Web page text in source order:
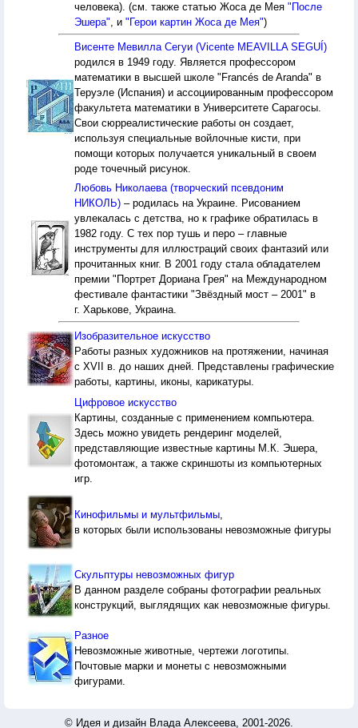
человека). (см. также статью Жоса де Мея "После
Эшера", и "Герои картин Жоса де Мея")
Висенте Мевилла Сегуи (Vicente MEAVILLA SEGUÍ)
родился в 1949 году. Является профессором
математики в высшей школе "Francés de Aranda" в
Теруэле (Испания) и ассоциированным профессором
факультета математики в Университете Сарагосы.
Свои сюрреалистические работы он создает,
используя специальные войлочные кисти, при
помощи которых получается уникальный в своем
роде точечный рисунок.
Любовь Николаева (творческий псевдоним
НИКОЛЬ) – родилась на Украине. Рисованием
увлекалась с детства, но к графике обратилась в
1982 году. С тех пор тушь и перо – главные
инструменты для иллюстраций своих фантазий или
прочитанных книг. В 2001 году стала обладателем
премии "Портрет Дориана Грея" на Международном
фестивале фантастики "Звёздный мост – 2001" в
г. Харькове, Украина.
Изобразительное искусство
Работы разных художников на протяжении, начиная
с XVII в. до наших дней. Представлены графические
работы, картины, иконы, карикатуры.
Цифровое искусство
Картины, созданные с применением компьютера.
Здесь можно увидеть рендеринг моделей,
представляющие известные картины М.К. Эшера,
фотомонтаж, а также скриншоты из компьютерных
игр.
Кинофильмы и мультфильмы,
в которых были использованы невозможные фигуры
Скульптуры невозможных фигур
В данном разделе собраны фотографии реальных
конструкций, выглядящих как невозможные фигуры.
Разное
Невозможные животные, чертежи логотипы.
Почтовые марки и монеты с невозможными
фигурами.
© Идея и дизайн Влада Алексеева, 2001-2026.